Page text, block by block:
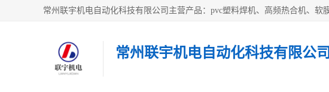
常州联宇机电自动化科技有限公司